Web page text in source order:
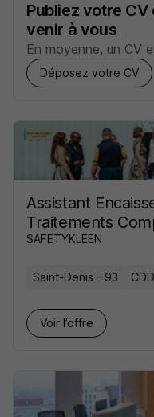
Publiez votre
venir à vous
En moyenne, un CV
Déposez votre CV
Assistant
Traitements
SAFETYKLEEN
Saint-Denis - 93 CDD
Voir l’offre